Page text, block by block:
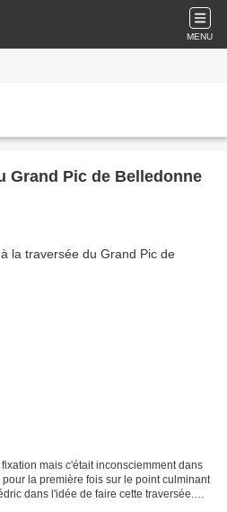
MENU
Grand Pic de Belledonne
mais c'était inconsciemment dans
la première fois sur le point culminant
dans l'idée de faire cette traversée.